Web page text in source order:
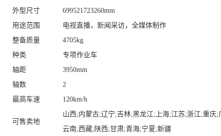
外型尺寸
699521723260mm
用途范围
电视直播，新闻采访，全媒体制作
整备质量
4705kg
种类
专项作业车
轴距
3950mm
轴数
2
最高车速
120km/h
可售卖地
山西;内蒙古;辽宁;吉林;黑龙江;上海;江苏;浙江;重
云南;西藏;陕西;甘肃;青海;宁夏;新疆